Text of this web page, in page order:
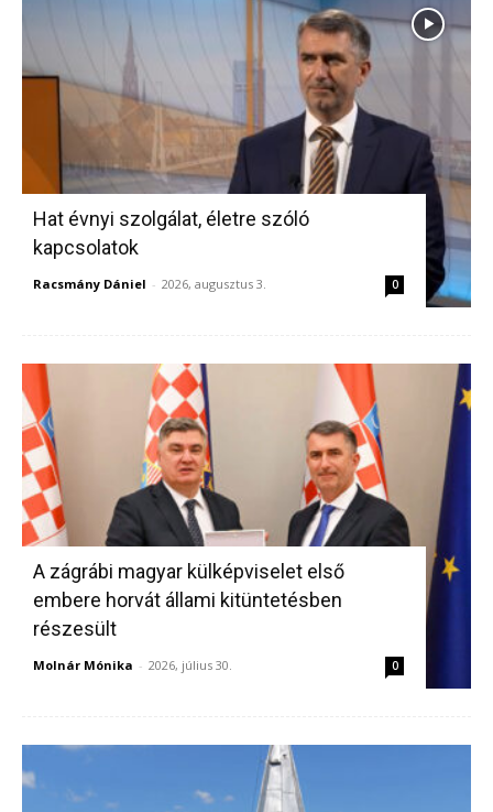
Hat évnyi szolgálat, életre szóló
kapcsolatok
Racsmány Dániel - 2026, augusztus 3. 0
A zágrábi magyar külképviselet első
embere horvát állami kitüntetésben
részesült
Molnár Mónika - 2026, július 30. 0